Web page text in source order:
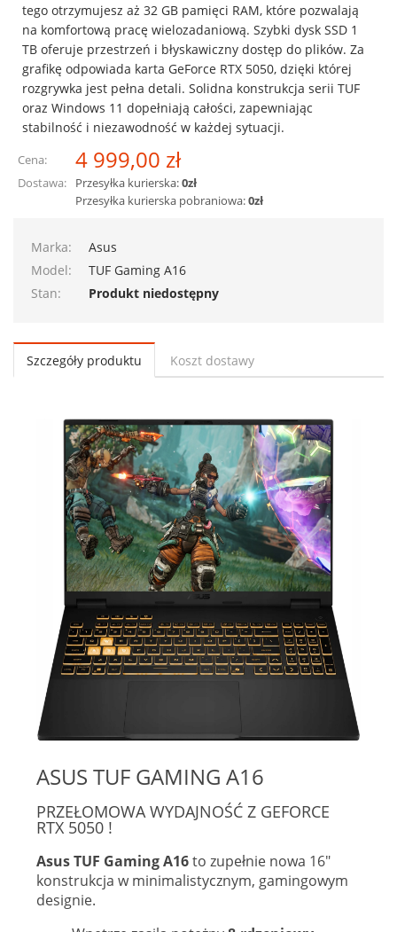
tego otrzymujesz aż 32 GB pamięci RAM, które pozwalają
na komfortową pracę wielozadaniową. Szybki dysk SSD 1
TB oferuje przestrzeń i błyskawiczny dostęp do plików. Za
grafikę odpowiada karta GeForce RTX 5050, dzięki której
rozgrywka jest pełna detali. Solidna konstrukcja serii TUF
oraz Windows 11 dopełniają całości, zapewniając
stabilność i niezawodność w każdej sytuacji.
Cena: 4 999,00 zł
Dostawa: Przesyłka kurierska:0zł
Przesyłka kurierska pobraniowa:0zł
Marka:
Asus
Model:
TUF Gaming A16
Stan:
Produkt niedostępny
Szczegóły produktu Koszt dostawy
ASUS TUF GAMING A16
PRZEŁOMOWA WYDAJNOŚĆ Z GEFORCE
RTX 5050 !
Asus TUF Gaming A16to zupełnie nowa 16"
konstrukcja w minimalistycznym, gamingowym
designie.